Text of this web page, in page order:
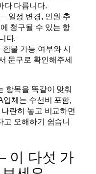
다 다릅니다.
일정 변경, 인원 추
청구될 수 있는 항
다.
불 가능 여부와 시
문구로 확인해주세
항목을 똑같이 맞춰
업체는 수선비 포함,
란히 놓고 비교하면
오해하기 쉽습니
이 다섯 가